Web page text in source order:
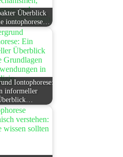
Überblick
iontophorese…
Iontophorese:
informeller